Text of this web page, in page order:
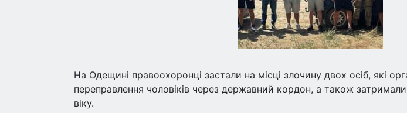
На Одещині правоохоронці застали на місці злочину двох осіб, які
переправлення чоловіків через державний кордон, а також
віку.